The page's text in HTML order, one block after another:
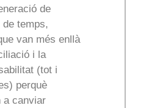
de
temps,
van més enllà
i la
(tot i
perquè
a canviar